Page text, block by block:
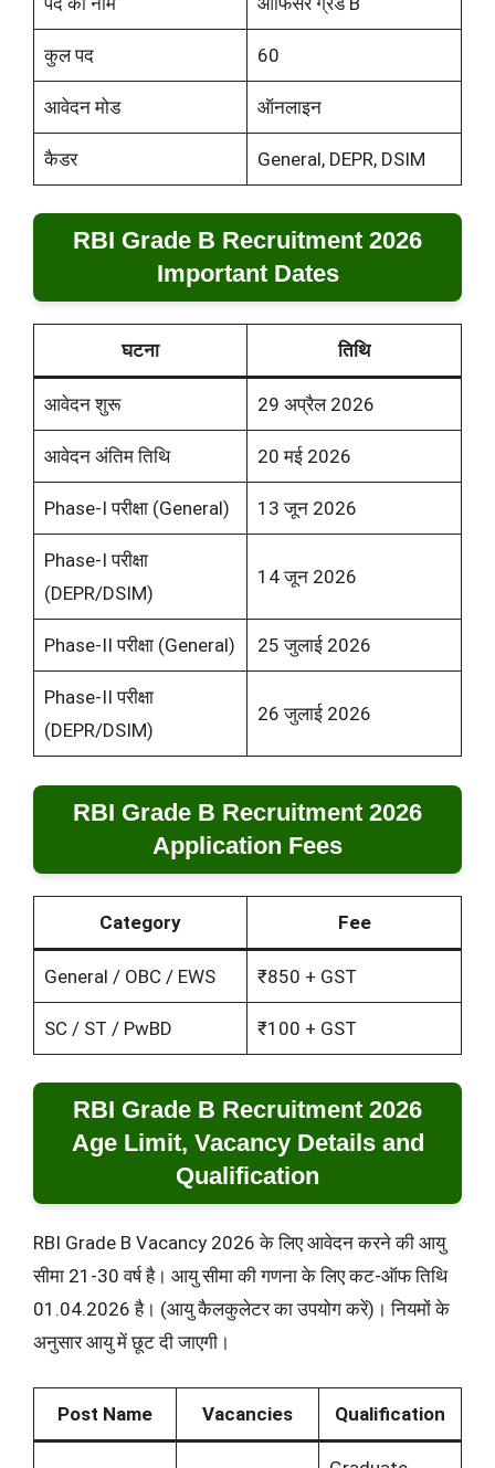
कुल पद 60
आवेदन मोड ऑनलाइन
कैडर General, DEPR, DSIM
RBI Grade B Recruitment 2026
Important Dates
घटना तिथि
आवेदन शुरू 29 अप्रैल 2026
आवेदन अंतिम तिथि 20 मई 2026
Phase-I परीक्षा (General) 13 जून 2026
Phase-I परीक्षा
(DEPR/DSIM)
14 जून 2026
Phase-II परीक्षा (General) 25 जुलाई 2026
Phase-II परीक्षा
(DEPR/DSIM)
26 जुलाई 2026
RBI Grade B Recruitment 2026
Application Fees
Category Fee
General / OBC / EWS ₹850 + GST
SC / ST / PwBD ₹100 + GST
RBI Grade B Recruitment 2026
Age Limit, Vacancy Details and
Qualification
RBI Grade B Vacancy 2026 के लिए आवेदन करने की आयु
सीमा 21-30 वर्ष है। आयु सीमा की गणना के लिए कट-ऑफ तिथि
01.04.2026 है। (आयु कैलकुलेटर का उपयोग करें)। नियमों के
अनुसार आयु में छूट दी जाएगी।
Post Name Vacancies Qualification